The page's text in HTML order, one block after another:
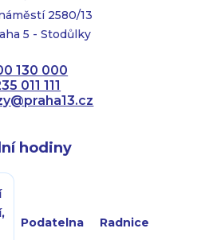
2580/13
5 - Stodůlky
130 000
011 111
@praha13.cz
hodiny
Podatelna Radnice